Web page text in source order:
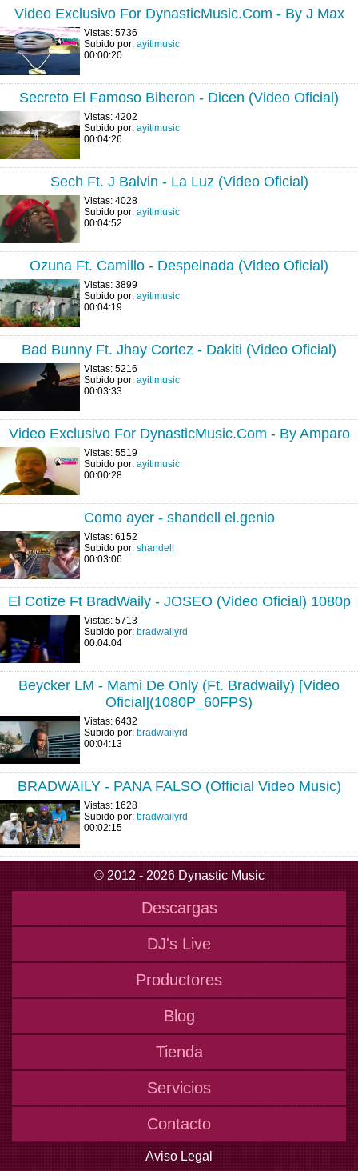
Video Exclusivo For DynasticMusic.Com - By J Max
Vistas: 5736
Subido por: ayitimusic
00:00:20
Secreto El Famoso Biberon - Dicen (Video Oficial)
Vistas: 4202
Subido por: ayitimusic
00:04:26
Sech Ft. J Balvin - La Luz (Video Oficial)
Vistas: 4028
Subido por: ayitimusic
00:04:52
Ozuna Ft. Camillo - Despeinada (Video Oficial)
Vistas: 3899
Subido por: ayitimusic
00:04:19
Bad Bunny Ft. Jhay Cortez - Dakiti (Video Oficial)
Vistas: 5216
Subido por: ayitimusic
00:03:33
Video Exclusivo For DynasticMusic.Com - By Amparo
Vistas: 5519
Subido por: ayitimusic
00:00:28
Como ayer - shandell el.genio
Vistas: 6152
Subido por: shandell
00:03:06
El Cotize Ft BradWaily - JOSEO (Video Oficial) 1080p
Vistas: 5713
Subido por: bradwailyrd
00:04:04
Beycker LM - Mami De Only (Ft. Bradwaily) [Video
Oficial](1080P_60FPS)
Vistas: 6432
Subido por: bradwailyrd
00:04:13
BRADWAILY - PANA FALSO (Official Video Music)
Vistas: 1628
Subido por: bradwailyrd
00:02:15
© 2012 - 2026 Dynastic Music
Descargas
DJ's Live
Productores
Blog
Tienda
Servicios
Contacto
Aviso Legal